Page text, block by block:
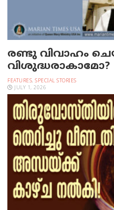
രണ്ടു വിവാഹം
വിശുദ്ധരാകാമോ?
FEATURES, SPECIAL STORIES
JULY 1, 2026